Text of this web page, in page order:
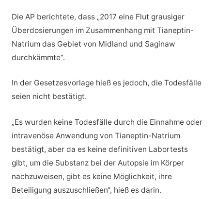
Die AP berichtete, dass „2017 eine Flut grausiger
Überdosierungen im Zusammenhang mit Tianeptin-
Natrium das Gebiet von Midland und Saginaw
durchkämmte“.
In der Gesetzesvorlage hieß es jedoch, die Todesfälle
seien nicht bestätigt.
„Es wurden keine Todesfälle durch die Einnahme oder
intravenöse Anwendung von Tianeptin-Natrium
bestätigt, aber da es keine definitiven Labortests
gibt, um die Substanz bei der Autopsie im Körper
nachzuweisen, gibt es keine Möglichkeit, ihre
Beteiligung auszuschließen“, hieß es darin.